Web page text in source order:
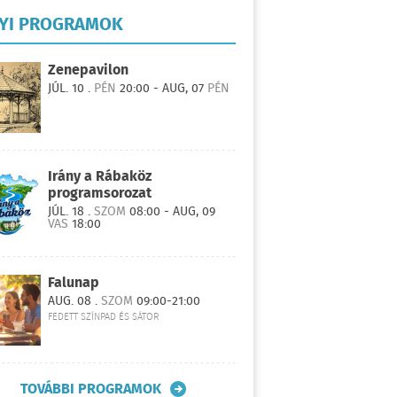
PROGRAMOK
Zenepavilon
JÚL. 10 . PÉN 20:00 - AUG, 07 PÉN
Irány a Rábaköz
programsorozat
JÚL. 18 .SZOM 08:00 - AUG, 09
VAS 18:00
Falunap
AUG. 08 .SZOM 09:00-21:00
FEDETT SZÍNPAD ÉS SÁTOR
TOVÁBBI PROGRAMOK